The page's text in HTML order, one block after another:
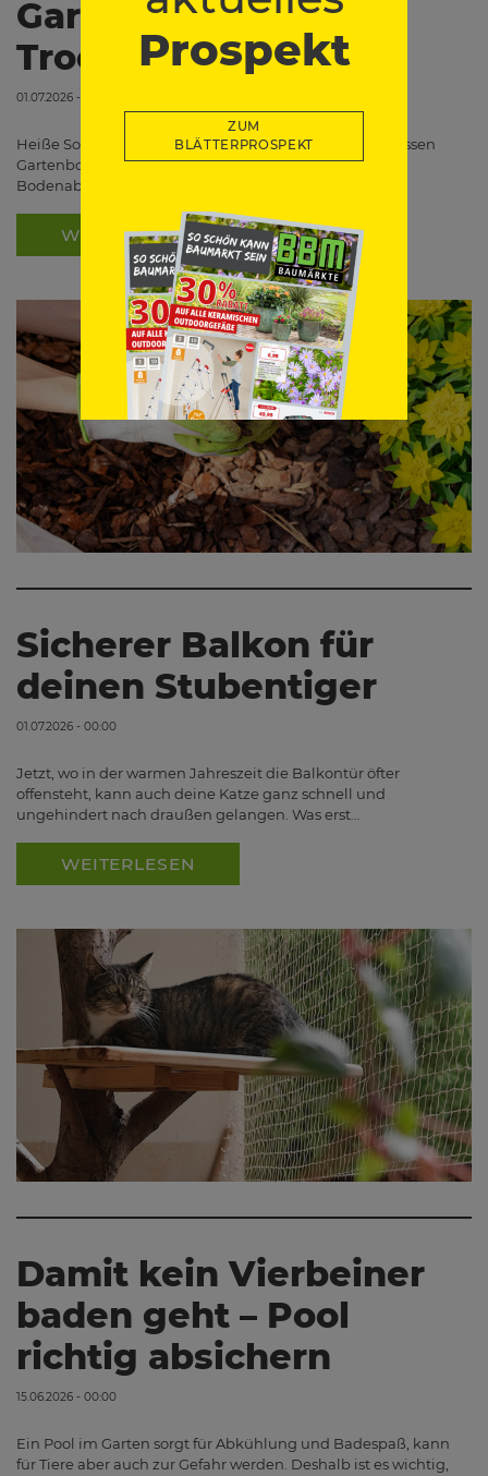
Prospekt
ZUM
BLÄTTERPROSPEKT
Gartenboden vor
Trockenheit
01.07.2026 - 00:00
Heiße Sommertage, wenig Regen und starke Sonne lassen
Gartenboden schnell austrocknen. Mit der richtigen
Bodenabdeckung hältst du Feuchtigkeit länger…
WEITERLESEN
Sicherer Balkon für
deinen Stubentiger
01.07.2026 - 00:00
Jetzt, wo in der warmen Jahreszeit die Balkontür öfter
offensteht, kann auch deine Katze ganz schnell und
ungehindert nach draußen gelangen. Was erst…
WEITERLESEN
Damit kein Vierbeiner
baden geht – Pool
richtig absichern
15.06.2026 - 00:00
Ein Pool im Garten sorgt für Abkühlung und Badespaß, kann
für Tiere aber auch zur Gefahr werden. Deshalb ist es wichtig,